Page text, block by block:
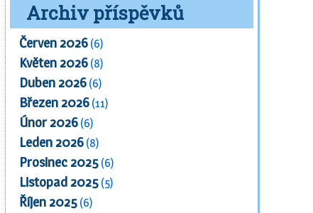
Archiv příspěvků
Červen 2026 (6)
Květen 2026 (8)
Duben 2026 (6)
Březen 2026 (11)
Únor 2026 (6)
Leden 2026 (8)
Prosinec 2025 (6)
Listopad 2025 (5)
Říjen 2025 (6)